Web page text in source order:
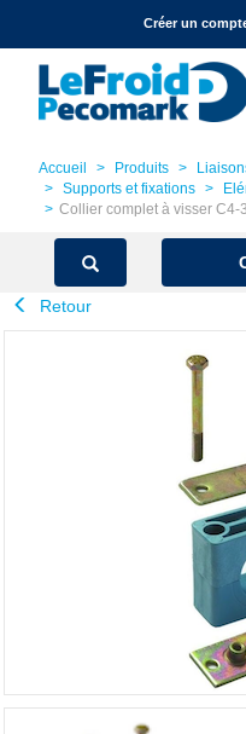
text.skipToNavigationCréer un
Accueil Produits
Supports et fixations
Collier complet à visser C4-
Retour